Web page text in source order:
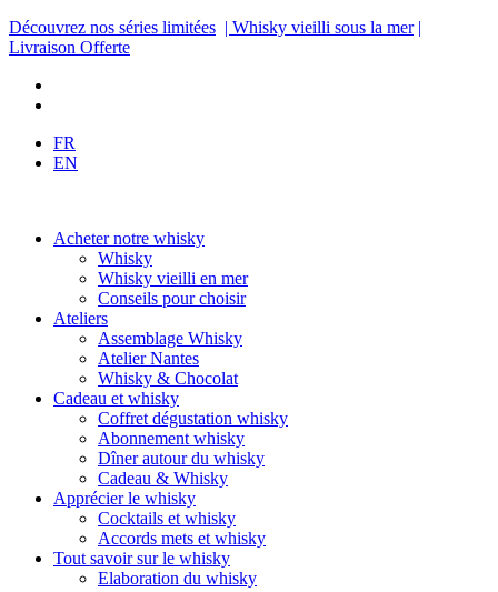
Découvrez nos séries limitées | Whisky vieilli sous la mer |
Livraison Offerte
FR
EN
Acheter notre whisky
Whisky
Whisky vieilli en mer
Conseils pour choisir
Ateliers
Assemblage Whisky
Atelier Nantes
Whisky & Chocolat
Cadeau et whisky
Coffret dégustation whisky
Abonnement whisky
Dîner autour du whisky
Cadeau & Whisky
Apprécier le whisky
Cocktails et whisky
Accords mets et whisky
Tout savoir sur le whisky
Elaboration du whisky